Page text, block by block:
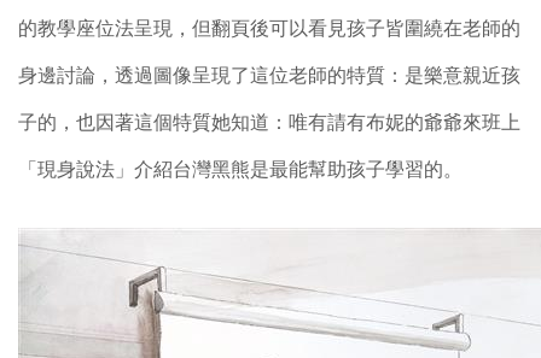
的教學座位法呈現，但翻頁後可以看見孩子皆圍繞在老師的
身邊討論，透過圖像呈現了這位老師的特質：是樂意親近孩
子的，也因著這個特質她知道：唯有請有布妮的爺爺來班上
「現身說法」介紹台灣黑熊是最能幫助孩子學習的。